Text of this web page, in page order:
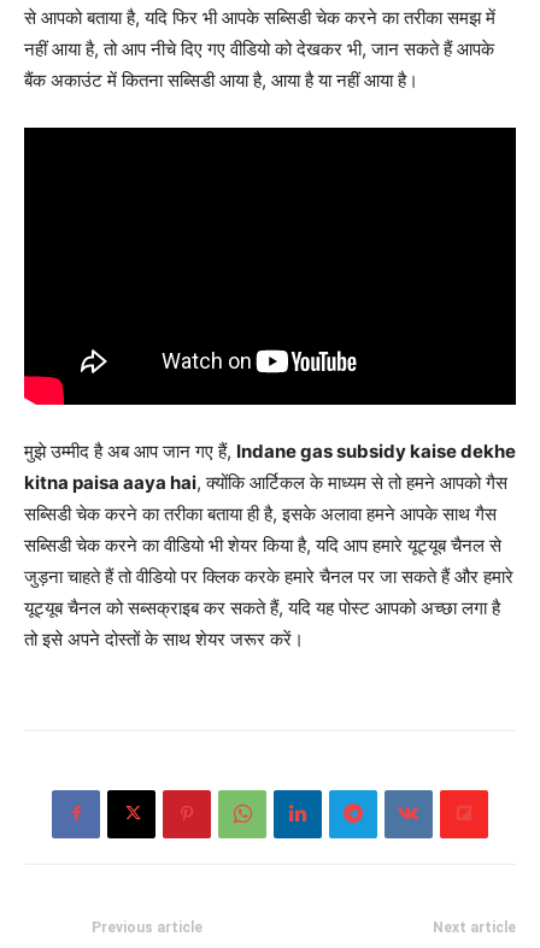
से आपको बताया है, यदि फिर भी आपके सब्सिडी चेक करने का तरीका समझ में
नहीं आया है, तो आप नीचे दिए गए वीडियो को देखकर भी, जान सकते हैं आपके
बैंक अकाउंट में कितना सब्सिडी आया है, आया है या नहीं आया है।
मुझे उम्मीद है अब आप जान गए हैं, Indane gas subsidy kaise dekhe
kitna paisa aaya hai, क्योंकि आर्टिकल के माध्यम से तो हमने आपको गैस
सब्सिडी चेक करने का तरीका बताया ही है, इसके अलावा हमने आपके साथ गैस
सब्सिडी चेक करने का वीडियो भी शेयर किया है, यदि आप हमारे यूट्यूब चैनल से
जुड़ना चाहते हैं तो वीडियो पर क्लिक करके हमारे चैनल पर जा सकते हैं और हमारे
यूट्यूब चैनल को सब्सक्राइब कर सकते हैं, यदि यह पोस्ट आपको अच्छा लगा है
तो इसे अपने दोस्तों के साथ शेयर जरूर करें।
Previous article Next article